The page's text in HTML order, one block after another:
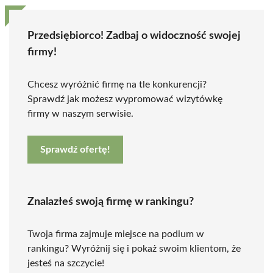
Przedsiębiorco! Zadbaj o widoczność swojej
firmy!
Chcesz wyróżnić firmę na tle konkurencji?
Sprawdź jak możesz wypromować wizytówkę
firmy w naszym serwisie.
Sprawdź ofertę!
Znalazłeś swoją firmę w rankingu?
Twoja firma zajmuje miejsce na podium w
rankingu? Wyróżnij się i pokaż swoim klientom, że
jesteś na szczycie!